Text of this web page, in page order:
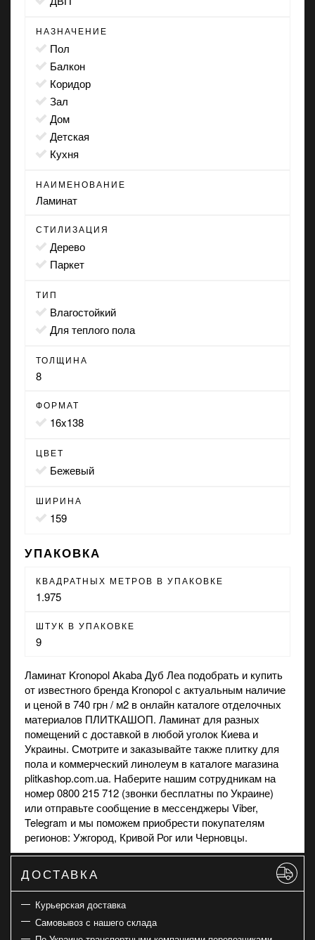
НАЗНАЧЕНИЕ
пол
балкон
коридор
зал
дом
детская
кухня
НАИМЕНОВАНИЕ
Ламинат
СТИЛИЗАЦИЯ
дерево
паркет
ТИП
влагостойкий
для теплого пола
ТОЛЩИНА
8
ФОРМАТ
16x138
ЦВЕТ
бежевый
ШИРИНА
159
УПАКОВКА
КВАДРАТНЫХ МЕТРОВ В УПАКОВКЕ
1.975
ШТУК В УПАКОВКЕ
9
Ламинат Kronopol Akaba Дуб Леа подобрать и купить
от известного бренда Kronopol с актуальным наличие
и ценой в 740 грн / м2 в онлайн каталоге отделочных
материалов ПЛИТКАШОП. Ламинат для разных
помещений с доставкой в любой уголок Киева и
Украины. Смотрите и заказывайте также плитку для
пола и коммерческий линолеум в каталоге магазина
plitkashop.com.ua. Наберите нашим сотрудникам на
номер 0800 215 712 (звонки бесплатны по Украине)
или отправьте сообщение в мессенджеры Viber,
Telegram и мы поможем приобрести покупателям
регионов: Ужгород, Кривой Рог или Черновцы.
ДОСТАВКА
Курьерская доставка
Самовывоз с нашего склада